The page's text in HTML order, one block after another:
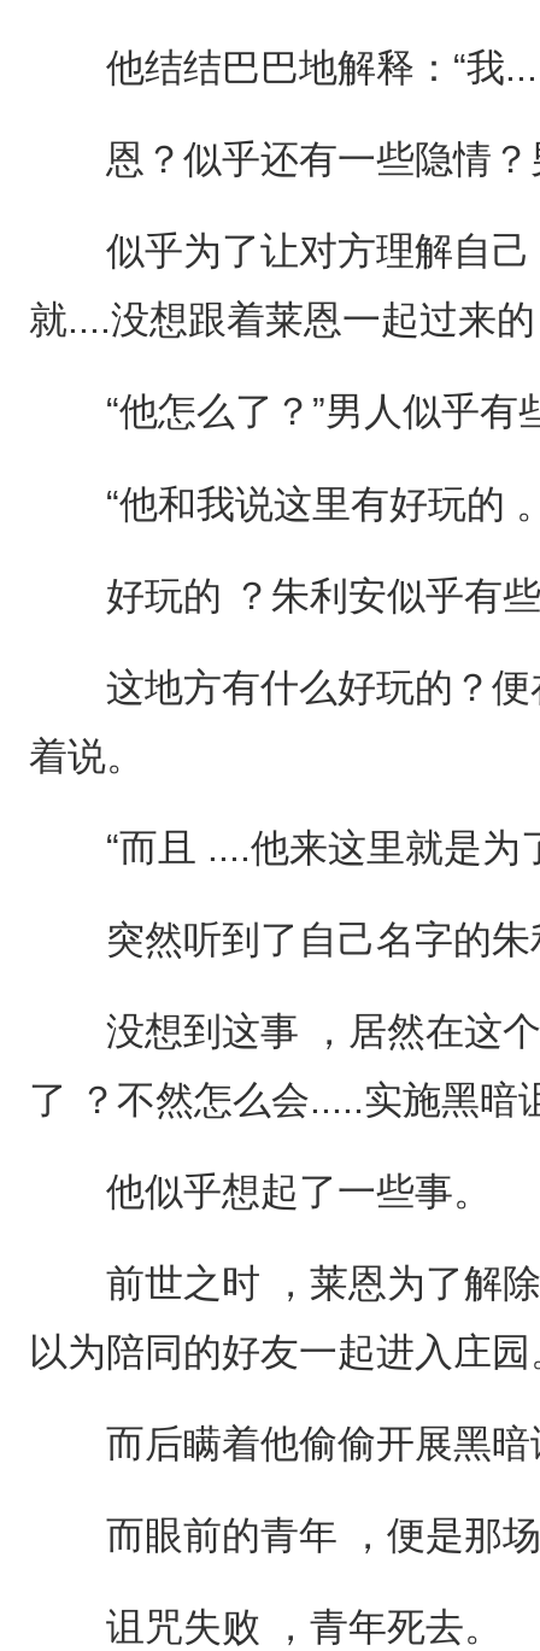
他结结巴巴地解释：“我....
恩？似乎还有一些隐情？
似乎为了让对方理解自己
就....没想跟着莱恩一起过来
“他怎么了？”男人似乎有
“他和我说这里有好玩的
好玩的 ？朱利安似乎有些
这地方有什么好玩的？便
着说。
“而且 ....他来这里就是为
突然听到了自己名字的朱
没想到这事 ，居然在这个
了 ？不然怎么会.....实施黑暗
他似乎想起了一些事。
前世之时 ，莱恩为了解除
以为陪同的好友一起进入庄园
而后瞒着他偷偷开展黑暗
而眼前的青年 ，便是那场
诅咒失败 ，青年死去。